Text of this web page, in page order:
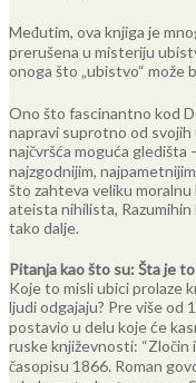
Međutim, ova knjiga je
prerušena u misteriju
onoga što „ubistvo“ može
Ono što fascinantno kod
napravi suprotno od
najčvršća moguća gledišta
najzgodnijim,
što zahteva veliku
ateista nihilista, Razumihin
tako dalje.
Pitanja kao što su: Šta je
Koje to misli ubici prolaze
ljudi odgajaju? Pre više od
postavio u delu koje će
ruske književnosti: “Zločin
časopisu 1866. Roman